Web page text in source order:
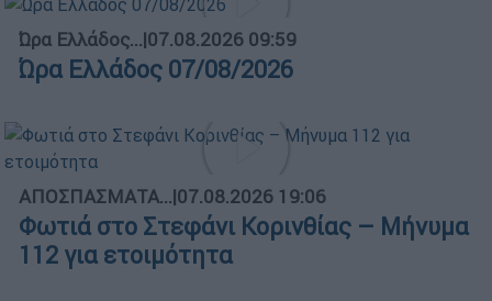
Ώρα Ελλάδος...|07.08.2026 09:59
Ώρα Ελλάδος 07/08/2026
ΑΠΟΣΠΑΣΜΑΤΑ...|07.08.2026 19:06
Φωτιά στο Στεφάνι Κορινθίας – Μήνυμα
112 για ετοιμότητα